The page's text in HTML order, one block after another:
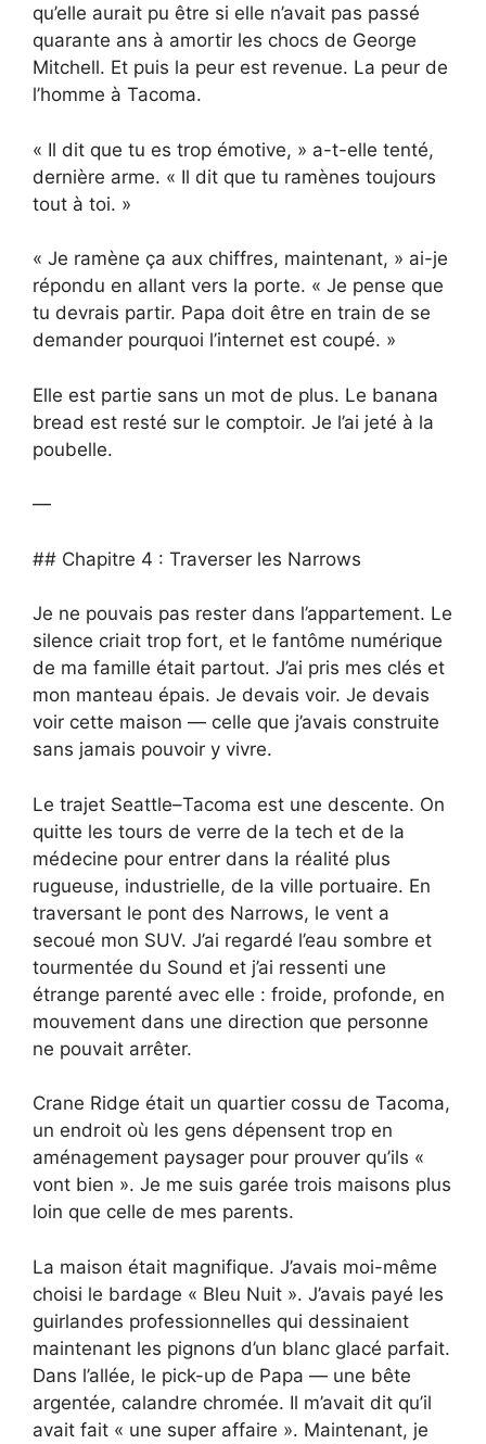
qu’elle aurait pu être si elle n’avait pas passé
quarante ans à amortir les chocs de George
Mitchell. Et puis la peur est revenue. La peur de
l’homme à Tacoma.
« Il dit que tu es trop émotive, » a-t-elle tenté,
dernière arme. « Il dit que tu ramènes toujours
tout à toi. »
« Je ramène ça aux chiffres, maintenant, » ai-je
répondu en allant vers la porte. « Je pense que
tu devrais partir. Papa doit être en train de se
demander pourquoi l’internet est coupé. »
Elle est partie sans un mot de plus. Le banana
bread est resté sur le comptoir. Je l’ai jeté à la
poubelle.
—
## Chapitre 4 : Traverser les Narrows
Je ne pouvais pas rester dans l’appartement. Le
silence criait trop fort, et le fantôme numérique
de ma famille était partout. J’ai pris mes clés et
mon manteau épais. Je devais voir. Je devais
voir cette maison — celle que j’avais construite
sans jamais pouvoir y vivre.
Le trajet Seattle–Tacoma est une descente. On
quitte les tours de verre de la tech et de la
médecine pour entrer dans la réalité plus
rugueuse, industrielle, de la ville portuaire. En
traversant le pont des Narrows, le vent a
secoué mon SUV. J’ai regardé l’eau sombre et
tourmentée du Sound et j’ai ressenti une
étrange parenté avec elle : froide, profonde, en
mouvement dans une direction que personne
ne pouvait arrêter.
Crane Ridge était un quartier cossu de Tacoma,
un endroit où les gens dépensent trop en
aménagement paysager pour prouver qu’ils «
vont bien ». Je me suis garée trois maisons plus
loin que celle de mes parents.
La maison était magnifique. J’avais moi-même
choisi le bardage « Bleu Nuit ». J’avais payé les
guirlandes professionnelles qui dessinaient
maintenant les pignons d’un blanc glacé parfait.
Dans l’allée, le pick-up de Papa — une bête
argentée, calandre chromée. Il m’avait dit qu’il
avait fait « une super affaire ». Maintenant, je